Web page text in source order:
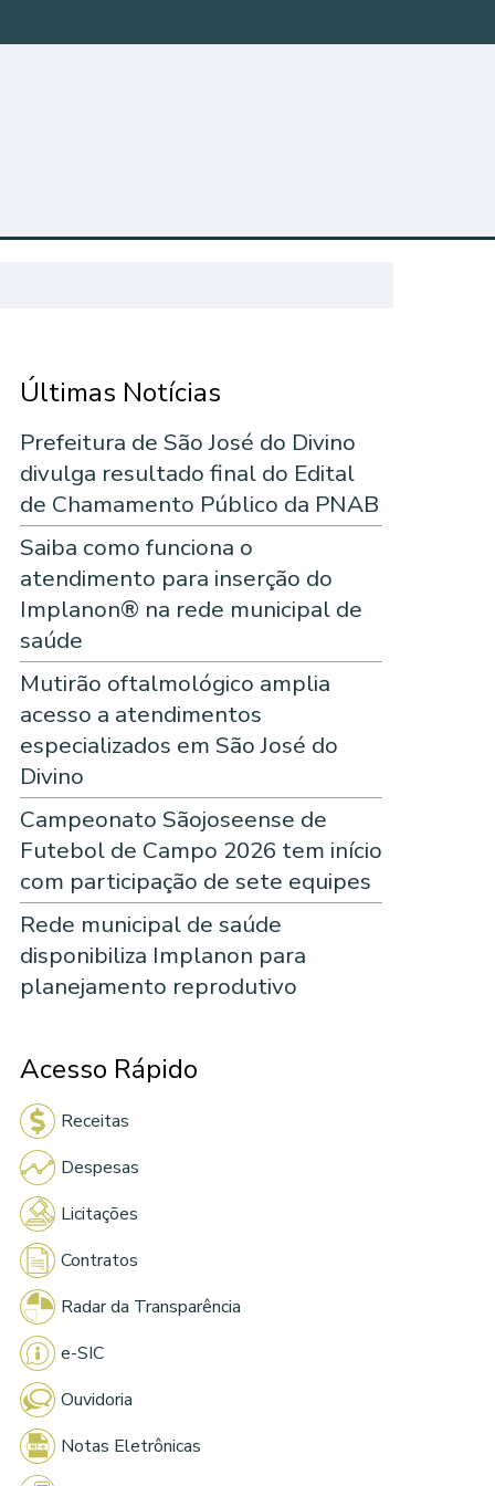
Últimas Notícias
Prefeitura de São José do Divino
divulga resultado final do Edital
de Chamamento Público da PNAB
Saiba como funciona o
atendimento para inserção do
Implanon® na rede municipal de
saúde
Mutirão oftalmológico amplia
acesso a atendimentos
especializados em São José do
Divino
Campeonato Sãojoseense de
Futebol de Campo 2026 tem início
com participação de sete equipes
Rede municipal de saúde
disponibiliza Implanon para
planejamento reprodutivo
Acesso Rápido
Receitas
Despesas
Licitações
Contratos
Radar da Transparência
e-SIC
Ouvidoria
Notas Eletrônicas